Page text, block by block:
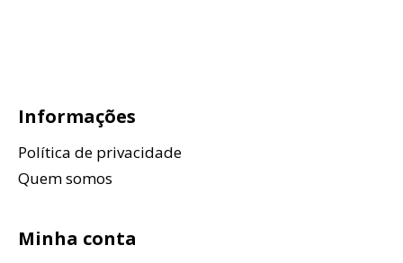
Informações
Política de privacidade
Quem somos
Minha conta